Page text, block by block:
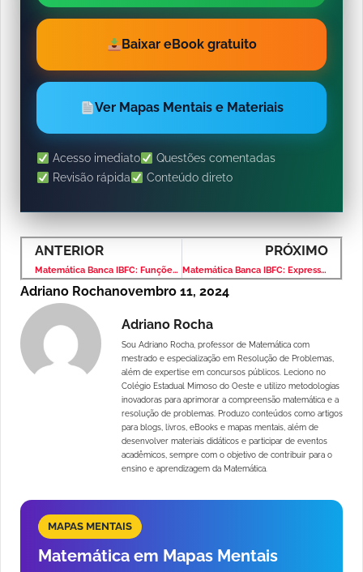
Baixar eBook gratuito
Ver Mapas Mentais e Materiais
Acesso imediato
Questões comentadas
Revisão rápida
Conteúdo direto
ANTERIOR
Matemática Banca IBFC: Funções – Questão Comentada
PRÓXIMO
Matemática Banca IBFC: Expressões Algébricas – Questão Comentada
Adriano Rochanovembro 11, 2024
Adriano Rocha
Sou Adriano Rocha, professor de Matemática com
mestrado e especialização em Resolução de Problemas,
além de expertise em concursos públicos. Leciono no
Colégio Estadual Mimoso do Oeste e utilizo metodologias
inovadoras para aprimorar a compreensão matemática e a
resolução de problemas. Produzo conteúdos como artigos
para blogs, livros, eBooks e mapas mentais, além de
desenvolver materiais didáticos e participar de eventos
acadêmicos, sempre com o objetivo de contribuir para o
ensino e aprendizagem da Matemática.
MAPAS MENTAIS
Matemática em Mapas Mentais